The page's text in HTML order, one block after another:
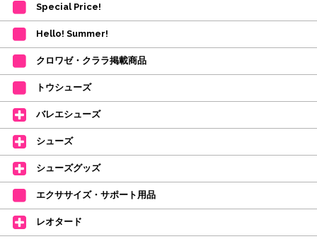
・在庫の確保は発送の直前に行います。カートに入れて注文完了となって
ご注文商品が在庫切れの場合は、上記お目安の頃にご連絡させていただき
カード決済をされたお客様は決済金額の変更をさせていただきます。
【ミルバ×たけいみき】オリジナルタオルが新登場!
レッスンのお供にはもちろん、毎日の持ち歩きやギフトにもぴったりのミル
バオリジナルタオルです。
たけいみきさんが描く「夢かわいい」バレエイラストが、そのままタオルに
なりました。
デラロミラノ2026コレクションの販売を開始しました☆
↑ご購入頂いたお客様に、デラロミラノのロゴ入りボールペンをプレゼント
中。
(お一人様1本限りになります)
価格改定のお知らせ
Special Price!
Hello! Summer!
クロワゼ・クララ掲載商品
トウシューズ
バレエシューズ
シューズ
シューズグッズ
エクササイズ・サポート用品
レオタード